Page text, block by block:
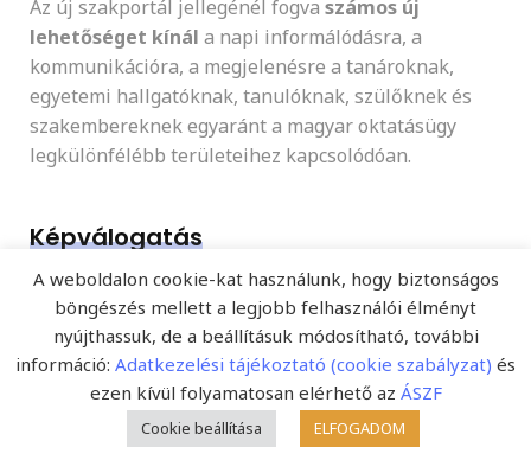
Az új szakportál jellegénél fogva számos új
lehetőséget kínál a napi informálódásra, a
kommunikációra, a megjelenésre a tanároknak,
egyetemi hallgatóknak, tanulóknak, szülőknek és
szakembereknek egyaránt a magyar oktatásügy
legkülönfélébb területeihez kapcsolódóan.
Képválogatás
Néhány képünk azok közül, amelyek a legjobban
tetszettek az olvasóinknak!
A weboldalon cookie-kat használunk, hogy biztonságos
böngészés mellett a legjobb felhasználói élményt
nyújthassuk, de a beállításuk módosítható, további
információ: Adatkezelési tájékoztató (cookie szabályzat) és
ezen kívül folyamatosan elérhető az ÁSZF
Cookie beállítása ELFOGADOM